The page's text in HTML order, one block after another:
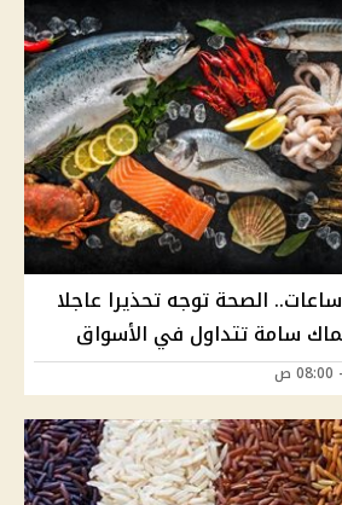
تؤدي للوفاة في 6 ساعات.. الصحة توجه تحذيرا عاجلا